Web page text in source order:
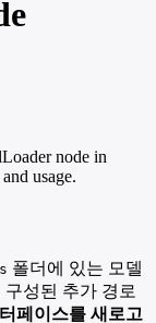
node in
usage.
폴더에 있는 모델
구성된 추가 경로
페이스를 새로고